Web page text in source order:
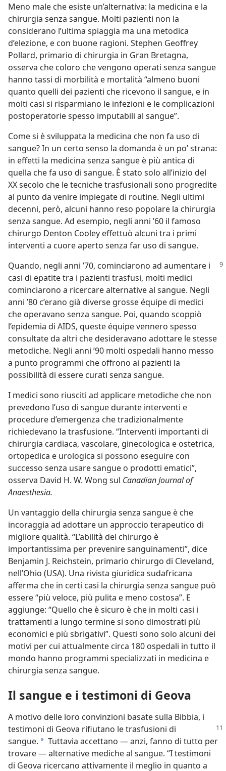
Meno male che esiste un’alternativa: la medicina e la
chirurgia senza sangue. Molti pazienti non la
considerano l’ultima spiaggia ma una metodica
d’elezione, e con buone ragioni. Stephen Geoffrey
Pollard, primario di chirurgia in Gran Bretagna,
osserva che coloro che vengono operati senza sangue
hanno tassi di morbilità e mortalità “almeno buoni
quanto quelli dei pazienti che ricevono il sangue, e in
molti casi si risparmiano le infezioni e le complicazioni
postoperatorie spesso imputabili al sangue”.
Come si è sviluppata la medicina che non fa uso di
sangue? In un certo senso la domanda è un po’ strana:
in effetti la medicina senza sangue è più antica di
quella che fa uso di sangue. È stato solo all’inizio del
XX secolo che le tecniche trasfusionali sono progredite
al punto da venire impiegate di routine. Negli ultimi
decenni, però, alcuni hanno reso popolare la chirurgia
senza sangue. Ad esempio, negli anni ’60 il famoso
chirurgo Denton Cooley effettuò alcuni tra i primi
interventi a cuore aperto senza far uso di sangue.
Quando, negli anni ’70, cominciarono ad aumentare i
casi di epatite tra i pazienti trasfusi, molti medici
cominciarono a ricercare alternative al sangue. Negli
anni ’80 c’erano già diverse grosse équipe di medici
che operavano senza sangue. Poi, quando scoppiò
l’epidemia di AIDS, queste équipe vennero spesso
consultate da altri che desideravano adottare le stesse
metodiche. Negli anni ’90 molti ospedali hanno messo
a punto programmi che offrono ai pazienti la
possibilità di essere curati senza sangue.
I medici sono riusciti ad applicare metodiche che non
prevedono l’uso di sangue durante interventi e
procedure d’emergenza che tradizionalmente
richiedevano la trasfusione. “Interventi importanti di
chirurgia cardiaca, vascolare, ginecologica e ostetrica,
ortopedica e urologica si possono eseguire con
successo senza usare sangue o prodotti ematici”,
osserva David H. W. Wong sul Canadian Journal of
Anaesthesia.
Un vantaggio della chirurgia senza sangue è che
incoraggia ad adottare un approccio terapeutico di
migliore qualità. “L’abilità del chirurgo è
importantissima per prevenire sanguinamenti”, dice
Benjamin J. Reichstein, primario chirurgo di Cleveland,
nell’Ohio (USA). Una rivista giuridica sudafricana
afferma che in certi casi la chirurgia senza sangue può
essere “più veloce, più pulita e meno costosa”. E
aggiunge: “Quello che è sicuro è che in molti casi i
trattamenti a lungo termine si sono dimostrati più
economici e più sbrigativi”. Questi sono solo alcuni dei
motivi per cui attualmente circa 180 ospedali in tutto il
mondo hanno programmi specializzati in medicina e
chirurgia senza sangue.
Il sangue e i testimoni di Geova
A motivo delle loro convinzioni basate sulla Bibbia, i
testimoni di Geova rifiutano le trasfusioni di
sangue. a Tuttavia accettano — anzi, fanno di tutto per
trovare — alternative mediche al sangue. “I testimoni
di Geova ricercano attivamente il meglio in quanto a